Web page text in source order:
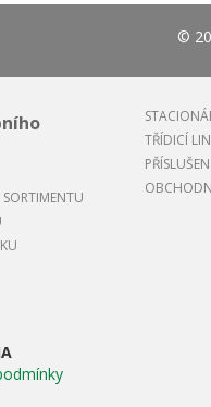
©
TŘÍDICÍ